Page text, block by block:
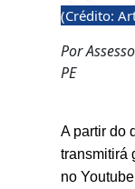
(Crédito:
Por
PE
A partir do
transmitirá
no